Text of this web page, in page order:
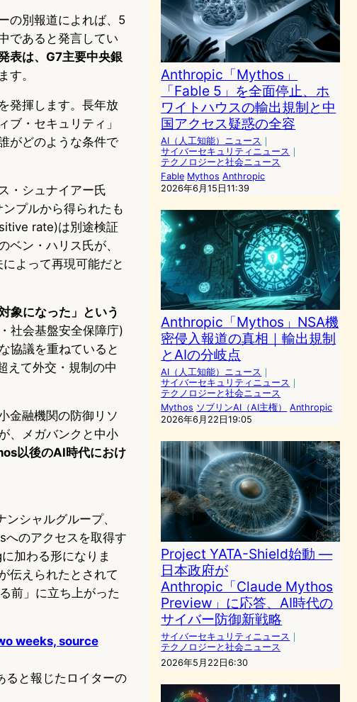
の別報道によれば、5
であると発言してい
表は、G7主要中央銀
す。
発揮します。長年放
・セキュリティ」
がどのような条件で
・シュナイアー氏
プルから得られたも
rate)は別途検証
ン・ハリス氏が、
よって再現可能だと
象になった」という
社会基盤安全保障庁)
協議を重ねていると
えて外交・規制の中
金融機関の防御リソ
、メガバンクと中小
以後のAI時代におけ
シャルグループ、
のアクセスを取得す
加わる形になりま
伝えられたとされて
前」に立ち上がった
weeks, source
ると報じたロイターの
Anthropic「Mythos」
「Fable 5」を全面停止、ホ
ワイトハウスの輸出規制と中
国アクセス疑惑の全容
AI（人工知能）ニュース ｜
サイバーセキュリティニュース ｜
テクノロジーと社会ニュース
Fable Mythos Anthropic
2026年6月15日11:39
Anthropic「Mythos」NSA機
密侵入報道の真相｜輸出規制
とAIの分岐点
AI（人工知能）ニュース ｜
サイバーセキュリティニュース ｜
テクノロジーと社会ニュース
Mythos ソブリンAI（AI主権）
Anthropic
2026年6月22日19:05
Project YATA-Shield始動 —
日本政府が
Anthropic「Claude Mythos
Preview」に応答、AI時代の
サイバー防御新戦略
サイバーセキュリティニュース ｜
テクノロジーと社会ニュース
2026年5月22日6:30